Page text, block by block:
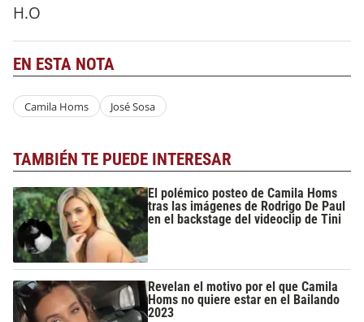
H.O
EN ESTA NOTA
Camila Homs José Sosa
TAMBIÉN TE PUEDE INTERESAR
El polémico posteo de Camila Homs
tras las imágenes de Rodrigo De Paul
en el backstage del videoclip de Tini
Revelan el motivo por el que Camila
Homs no quiere estar en el Bailando
2023